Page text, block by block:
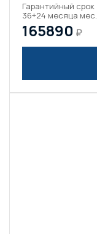
Гарантийный срок
36+24 месяца мес.
165890 ₽